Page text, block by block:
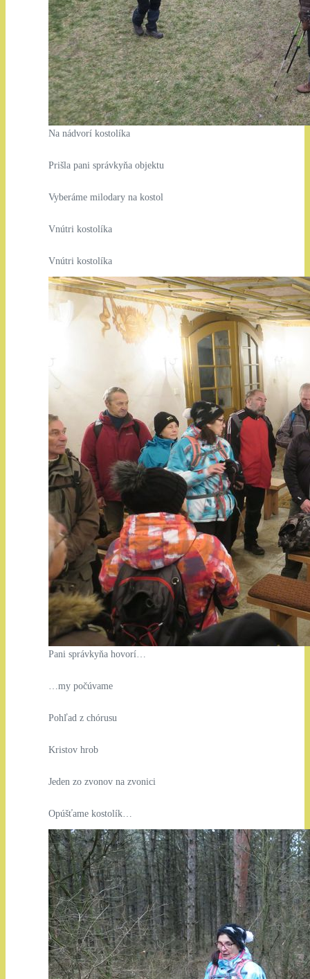
Na nádvorí kostolíka
Prišla pani správkyňa objektu
Vyberáme milodary na kostol
Vnútri kostolíka
Vnútri kostolíka
Pani správkyňa hovorí…
…my počúvame
Pohľad z chórusu
Kristov hrob
Jeden zo zvonov na zvonici
Opúšťame kostolík…